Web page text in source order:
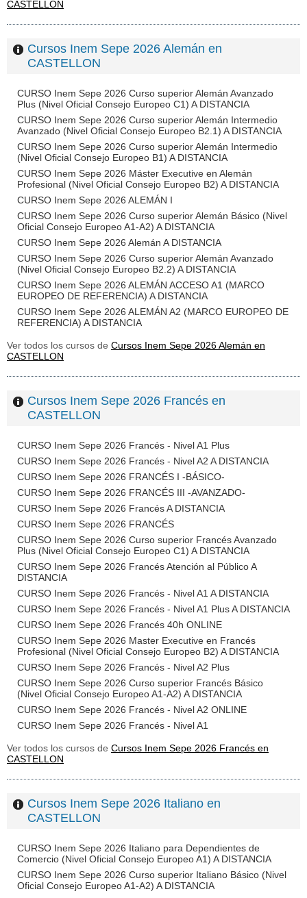
CASTELLON
Cursos Inem Sepe 2026 Alemán en
CASTELLON
CURSO Inem Sepe 2026 Curso superior Alemán Avanzado
Plus (Nivel Oficial Consejo Europeo C1) A DISTANCIA
CURSO Inem Sepe 2026 Curso superior Alemán Intermedio
Avanzado (Nivel Oficial Consejo Europeo B2.1) A DISTANCIA
CURSO Inem Sepe 2026 Curso superior Alemán Intermedio
(Nivel Oficial Consejo Europeo B1) A DISTANCIA
CURSO Inem Sepe 2026 Máster Executive en Alemán
Profesional (Nivel Oficial Consejo Europeo B2) A DISTANCIA
CURSO Inem Sepe 2026 ALEMÁN I
CURSO Inem Sepe 2026 Curso superior Alemán Básico (Nivel
Oficial Consejo Europeo A1-A2) A DISTANCIA
CURSO Inem Sepe 2026 Alemán A DISTANCIA
CURSO Inem Sepe 2026 Curso superior Alemán Avanzado
(Nivel Oficial Consejo Europeo B2.2) A DISTANCIA
CURSO Inem Sepe 2026 ALEMÁN ACCESO A1 (MARCO
EUROPEO DE REFERENCIA) A DISTANCIA
CURSO Inem Sepe 2026 ALEMÁN A2 (MARCO EUROPEO DE
REFERENCIA) A DISTANCIA
Ver todos los cursos de Cursos Inem Sepe 2026 Alemán en
CASTELLON
Cursos Inem Sepe 2026 Francés en
CASTELLON
CURSO Inem Sepe 2026 Francés - Nivel A1 Plus
CURSO Inem Sepe 2026 Francés - Nivel A2 A DISTANCIA
CURSO Inem Sepe 2026 FRANCÉS I -BÁSICO-
CURSO Inem Sepe 2026 FRANCÉS III -AVANZADO-
CURSO Inem Sepe 2026 Francés A DISTANCIA
CURSO Inem Sepe 2026 FRANCÉS
CURSO Inem Sepe 2026 Curso superior Francés Avanzado
Plus (Nivel Oficial Consejo Europeo C1) A DISTANCIA
CURSO Inem Sepe 2026 Francés Atención al Público A
DISTANCIA
CURSO Inem Sepe 2026 Francés - Nivel A1 A DISTANCIA
CURSO Inem Sepe 2026 Francés - Nivel A1 Plus A DISTANCIA
CURSO Inem Sepe 2026 Francés 40h ONLINE
CURSO Inem Sepe 2026 Master Executive en Francés
Profesional (Nivel Oficial Consejo Europeo B2) A DISTANCIA
CURSO Inem Sepe 2026 Francés - Nivel A2 Plus
CURSO Inem Sepe 2026 Curso superior Francés Básico
(Nivel Oficial Consejo Europeo A1-A2) A DISTANCIA
CURSO Inem Sepe 2026 Francés - Nivel A2 ONLINE
CURSO Inem Sepe 2026 Francés - Nivel A1
Ver todos los cursos de Cursos Inem Sepe 2026 Francés en
CASTELLON
Cursos Inem Sepe 2026 Italiano en
CASTELLON
CURSO Inem Sepe 2026 Italiano para Dependientes de
Comercio (Nivel Oficial Consejo Europeo A1) A DISTANCIA
CURSO Inem Sepe 2026 Curso superior Italiano Básico (Nivel
Oficial Consejo Europeo A1-A2) A DISTANCIA